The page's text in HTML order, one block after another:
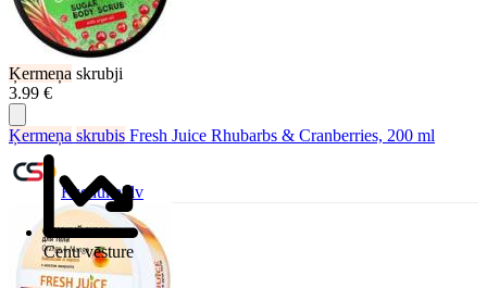
Ķermeņa skrubji
3.99 €
Cenu vēsture
Ķermeņa skrubis Fresh Juice Rhubarbs & Cranberries, 200 ml
Ksenukai.lv